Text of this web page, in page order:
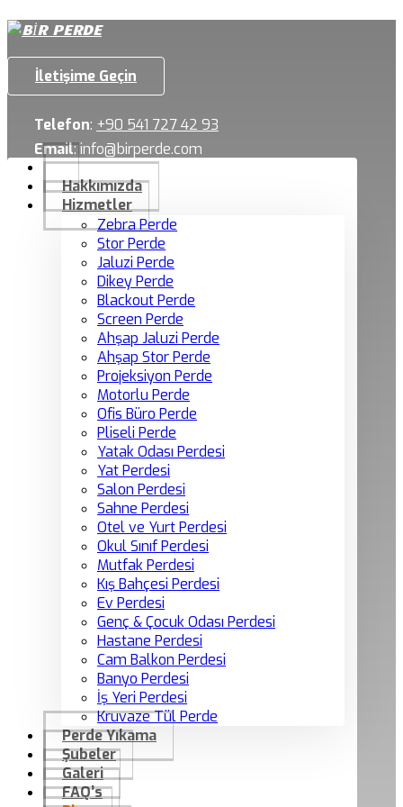
İletişime Geçin
Telefon: +90 541 727 42 93
Email:info@birperde.com
Hakkımızda
Hizmetler
Zebra Perde
Stor Perde
Jaluzi Perde
Dikey Perde
Blackout Perde
Screen Perde
Ahşap Jaluzi Perde
Ahşap Stor Perde
Projeksiyon Perde
Motorlu Perde
Ofis Büro Perde
Pliseli Perde
Yatak Odası Perdesi
Yat Perdesi
Salon Perdesi
Sahne Perdesi
Otel ve Yurt Perdesi
Okul Sınıf Perdesi
Mutfak Perdesi
Kış Bahçesi Perdesi
Ev Perdesi
Genç & Çocuk Odası Perdesi
Hastane Perdesi
Cam Balkon Perdesi
Banyo Perdesi
İş Yeri Perdesi
Kruvaze Tül Perde
Perde Yıkama
Şubeler
Galeri
FAQ’s